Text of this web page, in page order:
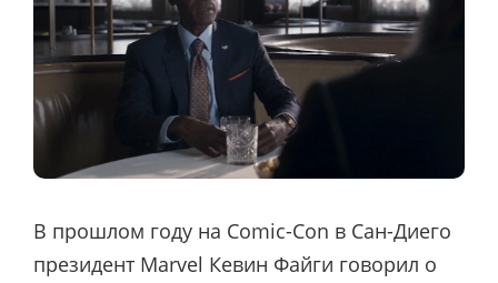
В прошлом году на Comic-Con в Сан-Диего
президент Marvel Кевин Файги говорил о